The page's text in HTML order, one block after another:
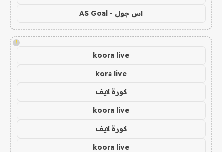
اس جول - AS Goal
!
koora live
kora live
كورة لايف
koora live
كورة لايف
koora live